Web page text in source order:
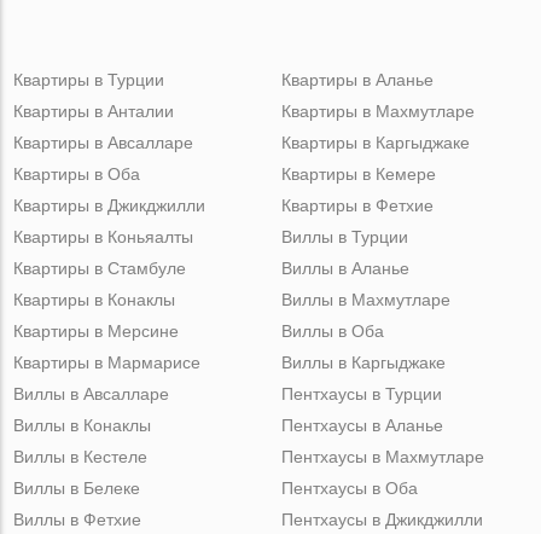
Квартиры в Турции
Квартиры в Анталии
Квартиры в Авсалларе
Квартиры в Оба
Квартиры в Джикджилли
Квартиры в Аланье
Квартиры в Махмутларе
Квартиры в Каргыджаке
Квартиры в Кемере
Квартиры в Фетхие
Квартиры в Коньяалты
Квартиры в Стамбуле
Квартиры в Конаклы
Квартиры в Мерсине
Квартиры в Мармарисе
Виллы в Турции
Виллы в Аланье
Виллы в Махмутларе
Виллы в Оба
Виллы в Каргыджаке
Виллы в Авсалларе
Виллы в Конаклы
Виллы в Кестеле
Виллы в Белеке
Виллы в Фетхие
Пентхаусы в Турции
Пентхаусы в Аланье
Пентхаусы в Махмутларе
Пентхаусы в Оба
Пентхаусы в Джикджилли